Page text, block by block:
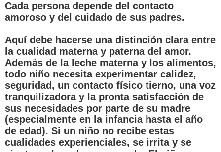
Cada persona depende del contacto
amoroso y del cuidado de sus padres.
Aquí debe hacerse una distinción clara entre
la cualidad materna y paterna del amor.
Además de la leche materna y los alimentos,
todo niño necesita experimentar calidez,
seguridad, un contacto físico tierno, una voz
tranquilizadora y la pronta satisfacción de
sus necesidades por parte de su madre
(especialmente en la infancia hasta el año
de edad). Si un niño no recibe estas
cualidades experienciales, se irrita y se